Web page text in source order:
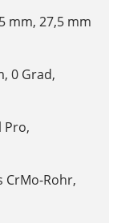
mm, 27,5 mm
0 Grad,
Pro,
CrMo-Rohr,